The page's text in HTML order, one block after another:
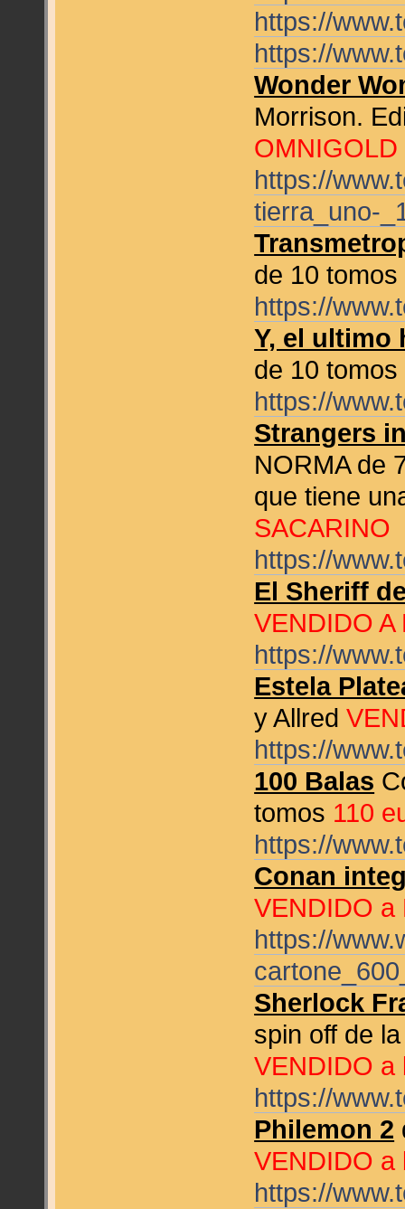
https://
https://
Wonder
Morrison.
OMNIGOLD
https://
tierra_uno-
de 10 tomos
https://
Y, el ultimo
de 10 tomos
https://
Strangers
NORMA de
que tiene
SACARINO
https://
El Sheriff
VENDIDO A
https://
Estela
y Allred
https://
100 Balas
tomos 110
https://
Conan
VENDIDO a
https://
Sherlock
spin off de
VENDIDO a
https://
Philemon 2
VENDIDO a
https://